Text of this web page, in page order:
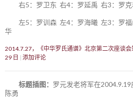
右5：罗卫东 右4：罗延禹 右3：罗
左5：罗训森 左4：罗海曦 左3：罗
华
2014.7.27，《中华罗氏通谱》北京第二次座谈
29 日
添加评论
标题插图： 罗元发老将军在
陈勇